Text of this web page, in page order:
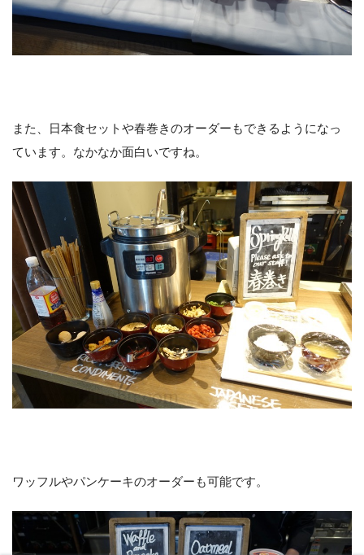
また、日本食セットや春巻きのオーダーもできるようになっ
ています。なかなか面白いですね。
ワッフルやパンケーキのオーダーも可能です。